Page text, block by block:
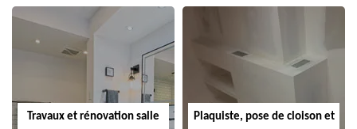
Travaux et rénovation salle
Plaquiste, pose de cloison et